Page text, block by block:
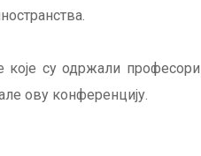
су одржали
ову конференцију.